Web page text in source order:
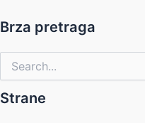
Brza pretraga
za:
Strane